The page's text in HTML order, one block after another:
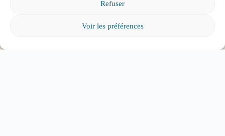
Refuser
Voir les préférences